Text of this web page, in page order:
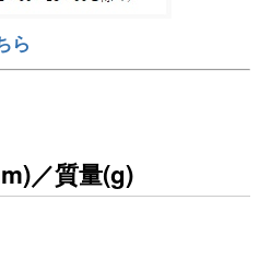
ら
／質量(g)